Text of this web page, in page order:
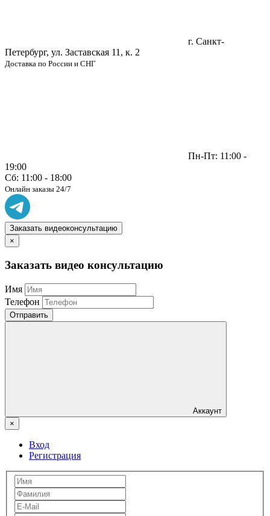
г. Санкт-
Петербург, ул. Заставская 11, к. 2
Доставка по России и СНГ
Пн-Пт: 11:00 -
19:00
Сб: 11:00 - 18:00
Онлайн заказы 24/7
Заказать видеоконсультацию
×
Заказать видео консультацию
Имя
Телефон
Отправить
Аккаунт
×
Вход
Регистрация